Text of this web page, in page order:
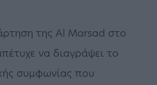
της Al Marsad στο
να διαγράψει το
συμφωνίας που